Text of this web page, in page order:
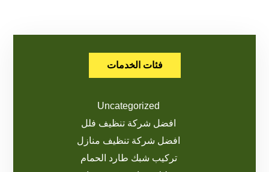
فئات الخدمات
Uncategorized
افضل شركة تنظيف فلل
افضل شركة تنظيف منازل
تركيب شبك طارد الحمام